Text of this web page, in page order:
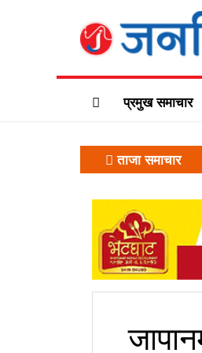
प्रमुख समाचार
ताजा समाचार